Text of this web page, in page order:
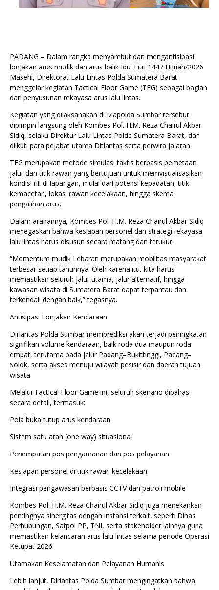
PADANG – Dalam rangka menyambut dan mengantisipasi
lonjakan arus mudik dan arus balik Idul Fitri 1447 Hijriah/2026
Masehi, Direktorat Lalu Lintas Polda Sumatera Barat
menggelar kegiatan Tactical Floor Game (TFG) sebagai bagian
dari penyusunan rekayasa arus lalu lintas.
Kegiatan yang dilaksanakan di Mapolda Sumbar tersebut
dipimpin langsung oleh Kombes Pol. H.M. Reza Chairul Akbar
Sidiq, selaku Direktur Lalu Lintas Polda Sumatera Barat, dan
diikuti para pejabat utama Ditlantas serta perwira jajaran.
TFG merupakan metode simulasi taktis berbasis pemetaan
jalur dan titik rawan yang bertujuan untuk memvisualisasikan
kondisi riil di lapangan, mulai dari potensi kepadatan, titik
kemacetan, lokasi rawan kecelakaan, hingga skema
pengalihan arus.
Dalam arahannya, Kombes Pol. H.M. Reza Chairul Akbar Sidiq
menegaskan bahwa kesiapan personel dan strategi rekayasa
lalu lintas harus disusun secara matang dan terukur.
“Momentum mudik Lebaran merupakan mobilitas masyarakat
terbesar setiap tahunnya. Oleh karena itu, kita harus
memastikan seluruh jalur utama, jalur alternatif, hingga
kawasan wisata di Sumatera Barat dapat terpantau dan
terkendali dengan baik,” tegasnya.
Antisipasi Lonjakan Kendaraan
Dirlantas Polda Sumbar memprediksi akan terjadi peningkatan
signifikan volume kendaraan, baik roda dua maupun roda
empat, terutama pada jalur Padang–Bukittinggi, Padang–
Solok, serta akses menuju wilayah pesisir dan daerah tujuan
wisata.
Melalui Tactical Floor Game ini, seluruh skenario dibahas
secara detail, termasuk:
Pola buka tutup arus kendaraan
Sistem satu arah (one way) situasional
Penempatan pos pengamanan dan pos pelayanan
Kesiapan personel di titik rawan kecelakaan
Integrasi pengawasan berbasis CCTV dan patroli mobile
Kombes Pol. H.M. Reza Chairul Akbar Sidiq juga menekankan
pentingnya sinergitas dengan instansi terkait, seperti Dinas
Perhubungan, Satpol PP, TNI, serta stakeholder lainnya guna
memastikan kelancaran arus lalu lintas selama periode Operasi
Ketupat 2026.
Utamakan Keselamatan dan Pelayanan Humanis
Lebih lanjut, Dirlantas Polda Sumbar mengingatkan bahwa